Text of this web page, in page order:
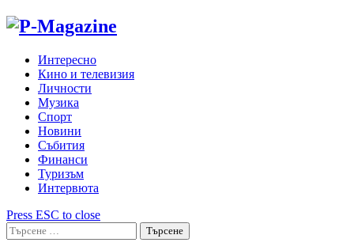
Skip
Интересно
Кино и телевизия
Личности
Музика
Спорт
Новини
Събития
Финанси
Туризъм
Интервюта
Press ESC to close
Търсене
за: